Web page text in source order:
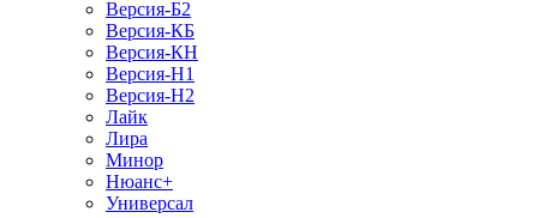
Версия-Б2
Версия-КБ
Версия-КН
Версия-Н1
Версия-Н2
Лайк
Лира
Минор
Нюанс+
Универсал